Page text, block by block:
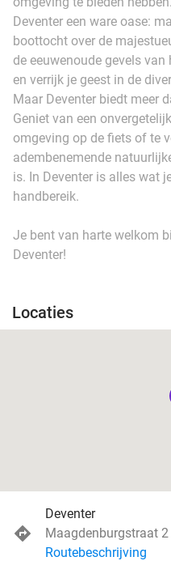
Deventer een ware oase:
boottocht over de
de eeuwenoude gevels
en verrijk je geest in de
Maar Deventer biedt meer
Geniet van een
omgeving op de fiets of te
adembenemende
is. In Deventer is alles wat
handbereik.
Je bent van harte welkom
Deventer!
Locaties
Deventer
Maagdenburgstraat 2
Routebeschrijving